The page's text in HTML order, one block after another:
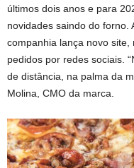
últimos dois anos e para
novidades saindo do forno.
companhia lança novo
pedidos por redes sociais.
de distância, na palma da
Molina, CMO da marca.